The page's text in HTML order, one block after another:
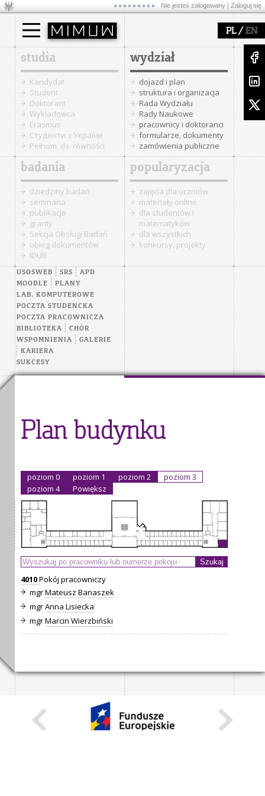
Nie jesteś zalogowany | Zaloguj się
PL/ EN
studia
Kandydat
Student
Doktorant
Wykładowca
Erasmus
Cтуденти з України
Pełnom. ds. równości
wydział
dojazd i plan
struktura i organizacja
Rada Wydziału
Rady Naukowe
pracownicy i doktoranci
formularze, dokumenty
zamówienia publiczne
badania
dziedziny badań
seminaria
publikacje
granty
Sekcja Obsługi Badań
obieg dokumentów
IDUB
popularyzacja
zajęcia dla uczniów
materiały online
dla studentów i
matematyków
dla wszystkich
konkursy, projekty
USOSWEB SRS
APD
MOODLE
PLANY
LAB. KOMPUTEROWE
POCZTA STUDENCKA
POCZTA PRACOWNICZA
BIBLIOTEKA
CHÓR
WSPOMNIENIA
GALERIE
KARIERA
SUKCESY
Plan budynku
poziom 0 poziom 1 poziom 2
poziom 3
poziom 4
Powiększ
4010Pokój pracowniczy
mgrMateusz Banaszek
mgrAnna Lisiecka
mgrMarcin Wierzbiński